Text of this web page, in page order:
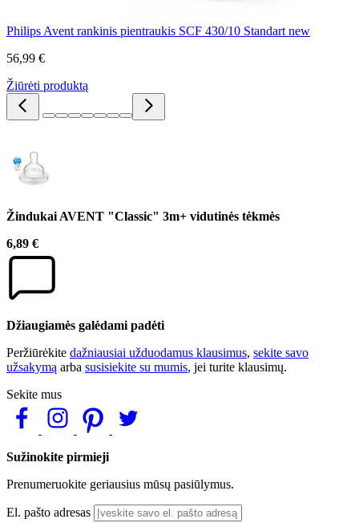
Philips Avent rankinis pientraukis SCF 430/10 Standart new
56,99 €
Žiūrėti produktą
Žindukai AVENT "Classic" 3m+ vidutinės tėkmės
6,89 €
Džiaugiamės galėdami padėti
Peržiūrėkite dažniausiai užduodamus klausimus, sekite savo
užsakymą arba susisiekite su mumis, jei turite klausimų.
Sekite mus
Sužinokite pirmieji
Prenumeruokite geriausius mūsų pasiūlymus.
El. pašto adresas